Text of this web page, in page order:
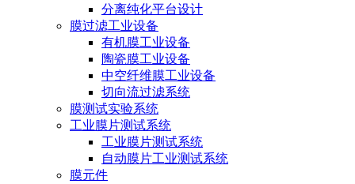
分离纯化平台设计
膜过滤工业设备
有机膜工业设备
陶瓷膜工业设备
中空纤维膜工业设备
切向流过滤系统
膜测试实验系统
工业膜片测试系统
工业膜片测试系统
自动膜片工业测试系统
膜元件